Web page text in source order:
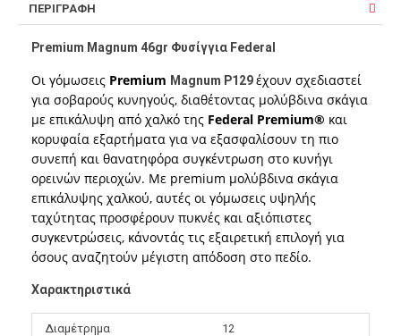
ΠΕΡΙΓΡΑΦΉ
Premium Magnum 46gr Φυσίγγια Federal
Οι γόμωσεις Premium Magnum P129έχουν σχεδιαστεί
για σοβαρούς κυνηγούς, διαθέτοντας μολύβδινα σκάγια
με επικάλυψη από χαλκό της Federal Premium® και
κορυφαία εξαρτήματα για να εξασφαλίσουν τη πιο
συνεπή και θανατηφόρα συγκέντρωση στο κυνήγι
ορεινών περιοχών. Με premium μολύβδινα σκάγια
επικάλυψης χαλκού, αυτές οι γόμωσεις υψηλής
ταχύτητας προσφέρουν πυκνές και αξιόπιστες
συγκεντρώσεις, κάνοντάς τις εξαιρετική επιλογή για
όσους αναζητούν μέγιστη απόδοση στο πεδίο.
Χαρακτηριστικά
Διαμέτρημα 12